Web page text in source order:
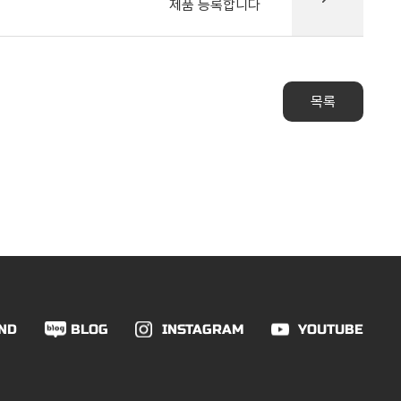
제품 등록합니다
목록
BLOG INSTAGRAM YOUTUBE